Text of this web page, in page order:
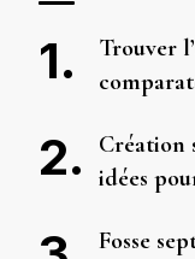
Trouver
Création
idées
Fosse